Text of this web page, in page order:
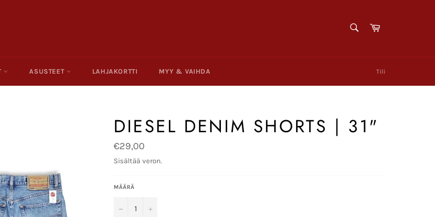
Ostoskori
ASUSTEET LAHJAKORTTI MYY & VAIHDA Tili
DIESEL DENIM SHORTS | 31"
Normaalihinta
€29,00
Sisältää veron.
MÄÄRÄ
− +